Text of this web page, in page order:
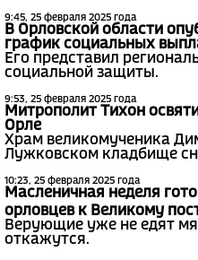
9:45, 25 февраля 2025 года
В Орловской области
график социальных
Его представил
социальной защиты.
9:53, 25 февраля 2025 года
Митрополит Тихон
Орле
Храм великомученика
Лужковском кладбище
10:23, 25 февраля 2025 года
Масленичная неделя
орловцев к Великому
Верующие уже не едят
откажутся.